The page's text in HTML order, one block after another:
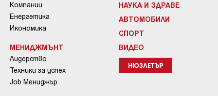
Компании
Енергетика
Икономика
МЕНИДЖМЪНТ
Лидерство
Техники за успех
Job Мениджър
НАУКА И ЗДРАВЕ
АВТОМОБИЛИ
СПОРТ
ВИДЕО
НЮЗЛЕТЪР